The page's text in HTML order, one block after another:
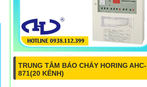
TRUNG TÂM BÁO CHÁY HORING AHC-
871(20 KÊNH)